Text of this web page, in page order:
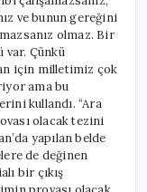
ve bunun gereğini
olmaz. Bir
var. Çünkü
için milletimiz çok
ama bu
kullandı. “Ara
olacak tezini
yapılan belde
de değinen
bir çıkış